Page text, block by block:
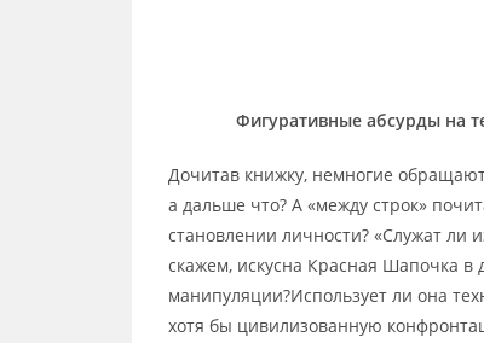
Фигуративные абсурды на
Дочитав книжку, немногие
а дальше что? А «между строк»
становлении личности? «Служат
скажем, искусна Красная Шапочка
манипуляции?Использует ли она
хотя бы цивилизованную